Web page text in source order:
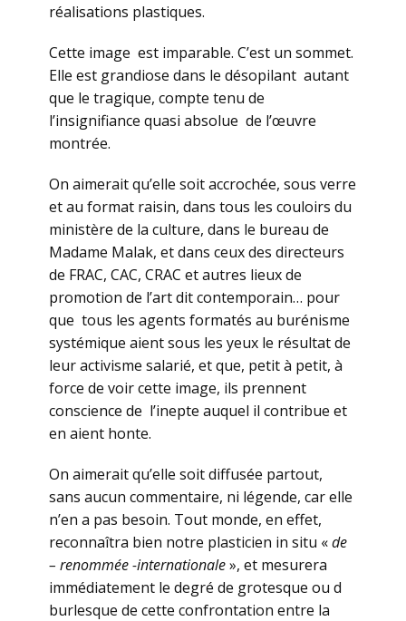
réalisations plastiques.
Cette image est imparable. C’est un sommet.
Elle est grandiose dans le désopilant autant
que le tragique, compte tenu de
l’insignifiance quasi absolue de l’œuvre
montrée.
On aimerait qu’elle soit accrochée, sous verre
et au format raisin, dans tous les couloirs du
ministère de la culture, dans le bureau de
Madame Malak, et dans ceux des directeurs
de FRAC, CAC, CRAC et autres lieux de
promotion de l’art dit contemporain… pour
que tous les agents formatés au burénisme
systémique aient sous les yeux le résultat de
leur activisme salarié, et que, petit à petit, à
force de voir cette image, ils prennent
conscience de l’inepte auquel il contribue et
en aient honte.
On aimerait qu’elle soit diffusée partout,
sans aucun commentaire, ni légende, car elle
n’en a pas besoin. Tout monde, en effet,
reconnaîtra bien notre plasticien in situ «de
– renommée -internationale», et mesurera
immédiatement le degré de grotesque ou d
burlesque de cette confrontation entre la